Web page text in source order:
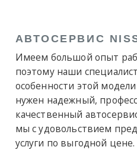
АВТОСЕРВИС
Имеем большой опыт
поэтому наши
особенности этой
нужен надежный,
качественный
мы с удовольствием
услуги по выгодной цене.